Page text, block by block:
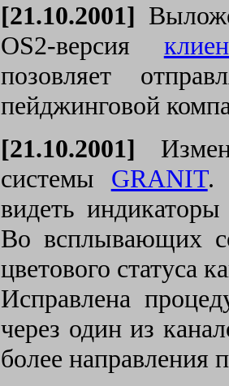
[21.10.2001]
OS2-версия
позовляет
пейджинговой
[21.10.2001]
системы GRANIT.
видеть
Во всплывающих
цветового статуса
Исправлена
через один из
более направления